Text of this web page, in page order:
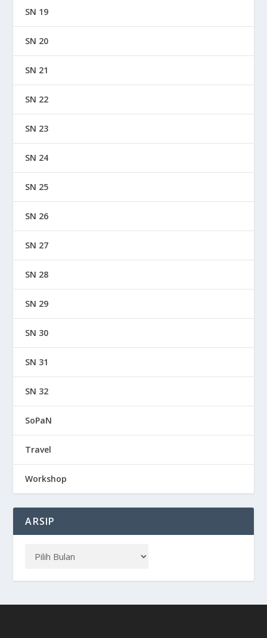
SN 19
SN 20
SN 21
SN 22
SN 23
SN 24
SN 25
SN 26
SN 27
SN 28
SN 29
SN 30
SN 31
SN 32
SoPaN
Travel
Workshop
ARSIP